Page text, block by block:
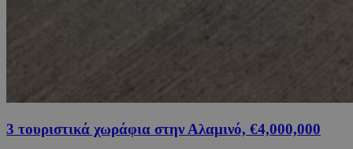
3 τουριστικά χωράφια στην Αλαμινό, €4,000,000